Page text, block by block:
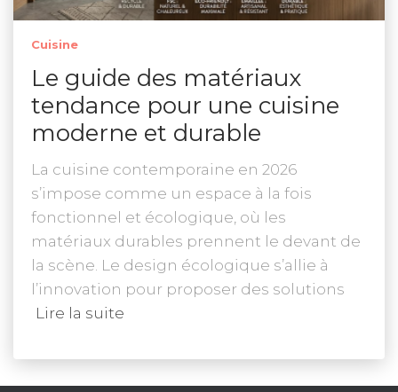
Cuisine
Le guide des matériaux
tendance pour une cuisine
moderne et durable
La cuisine contemporaine en 2026
s’impose comme un espace à la fois
fonctionnel et écologique, où les
matériaux durables prennent le devant de
la scène. Le design écologique s’allie à
l’innovation pour proposer des solutions
Lire la suite